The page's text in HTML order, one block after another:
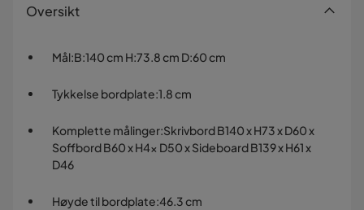
Oversikt
Mål:B:140 cm H:73.8 cm D:60 cm
Tykkelse bordplate:1.8 cm
Komplette målinger:Skrivbord B140 x H73 x D60 x
Soffbord B60 x H4x D50 x Sideboard B139 x H61 x
D46
Høyde til bordplate:46.3 cm